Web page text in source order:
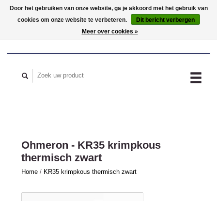
MIJN ACCOUNT
Ohmeron - KR35 krimpkous
thermisch zwart
Home / KR35 krimpkous thermisch zwart
Door het gebruiken van onze website, ga je akkoord met het gebruik van
cookies om onze website te verbeteren.
Dit bericht verbergen
Meer over cookies »